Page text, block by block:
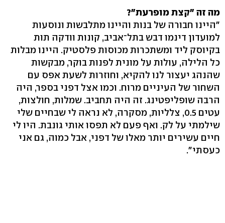
מה זה "קצת מופרעת"?
"היינו חבורה של בנות והיינו מתלבשות ונוסעות
למועדון דינמו דבש בתל־אביב, קונות וודקה תות
בקיוסק ליד ומשתכרות מכוסות פלסטיק. היינו מבלות
כל הלילה, עולות על מונית לפנות בוקר, מבקשות
שהנהג יעצור לנו להקיא, וחוזרות לשעת אפס עם
השחור של העיניים מרוח. וכמו אצל דפני בספר, היה
הרבה שופליפטינג. זה היה תחביב. שמלות, חולצות,
עטים 0.5, צלליות, מסקרה, לא נראה לי שבחיים שלי
שילמתי על לק. ואף פעם לא תפסו אותי גונבת. היו לי
חיים עשירים יותר מאלו של דפני, אבל כמוה, גם אני
כעסתי".